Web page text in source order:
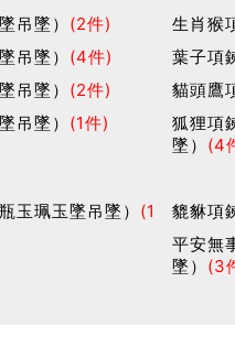
吊墜） (2件)
生肖猴
吊墜） (4件)
葉子項
吊墜） (2件)
貓頭鷹
吊墜） (1件)
狐狸項
墜） (4
玉珮玉墜吊墜） (1
貔貅項
平安無
墜） (3